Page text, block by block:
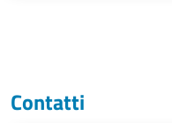
Contatti